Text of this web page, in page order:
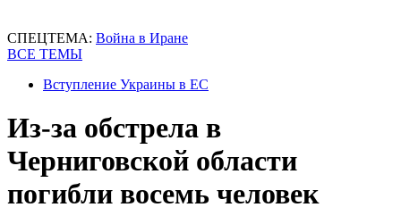
СПЕЦТЕМА: Война в Иране
ВСЕ ТЕМЫ
Вступление Украины в ЕС
Из-за обстрела в
Черниговской области
погибли восемь человек